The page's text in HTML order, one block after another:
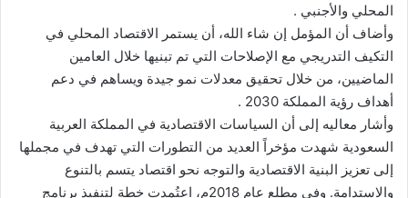
المحلي والأجنبي .
وأضاف أن المؤمل إن شاء الله، أن يستمر الاقتصاد المحلي في
التكيف التدريجي مع الإصلاحات التي تم تبنيها خلال العامين
الماضيين، من خلال تحقيق معدلات نمو جيدة ويساهم في دعم
أهداف رؤية المملكة 2030 .
وأشار معاليه إلى أن السياسات الاقتصادية في المملكة العربية
السعودية شهدت مؤخراً العديد من التطورات التي تهدف في مجملها
إلى تعزيز البنية الاقتصادية والتوجه نحو اقتصاد يتسم بالتنوع
والاستدامة. وفي مطلع عام 2018م، اعتُمدت خطة لتنفيذ برنامج